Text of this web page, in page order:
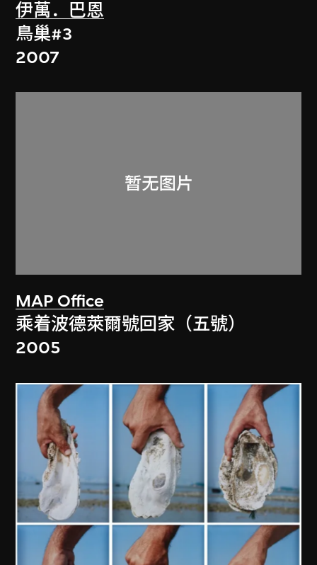
伊萬．巴恩
鳥巢#3
2007
MAP Office
乘着波德萊爾號回家（五號）
2005